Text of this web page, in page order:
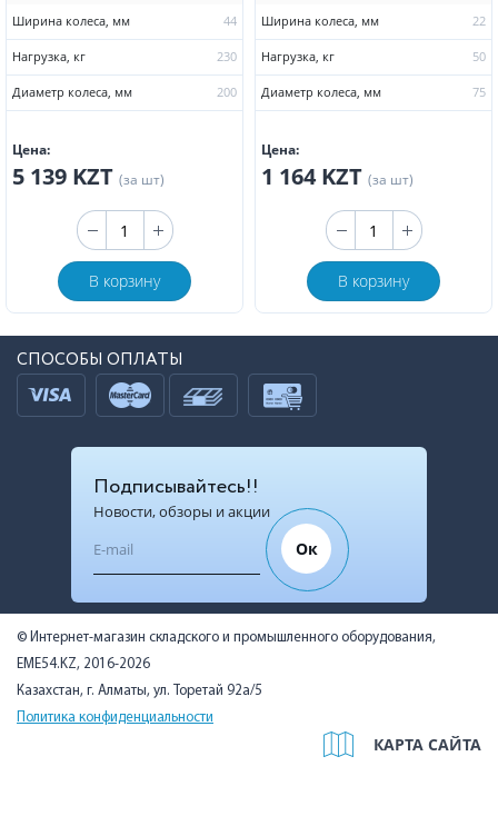
Ширина колеса, мм 44
Нагрузка, кг 230
Диаметр колеса, мм 200
Цена:
5 139 KZT (за шт)
В корзину
Ширина колеса, мм 22
Нагрузка, кг 50
Диаметр колеса, мм 75
Цена:
1 164 KZT (за шт)
В корзину
СПОСОБЫ ОПЛАТЫ
Подписывайтесь!!
Новости, обзоры и акции
Ок
© Интернет-магазин складского и промышленного оборудования,
EME54.KZ, 2016-2026
Казахстан, г. Алматы, ул. Торетай 92а/5
Политика конфиденциальности
КАРТА САЙТА